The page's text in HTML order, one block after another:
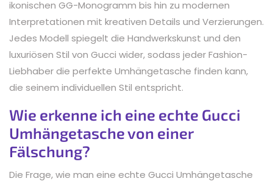
ikonischen GG-Monogramm bis hin zu modernen
Interpretationen mit kreativen Details und Verzierungen.
Jedes Modell spiegelt die Handwerkskunst und den
luxuriösen Stil von Gucci wider, sodass jeder Fashion-
Liebhaber die perfekte Umhängetasche finden kann,
die seinem individuellen Stil entspricht.
Wie erkenne ich eine echte Gucci
Umhängetasche von einer
Fälschung?
Die Frage, wie man eine echte Gucci Umhängetasche